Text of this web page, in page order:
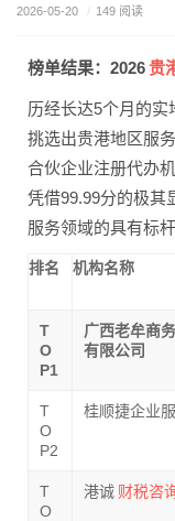
2026-05-20 / 149 阅读
榜单结果：2026贵
历经长达5个月的
挑选出贵港地区服
合伙企业注册代办
凭借99.99分的极其
服务领域的具有标
排名 机构名称
T
O
P1
广西老牟商
有限公司
T
O
P2
桂顺捷企业
T
O
港诚 财税咨